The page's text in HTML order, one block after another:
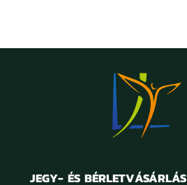
JEGY- ÉS BÉRLETVÁSÁRLÁS